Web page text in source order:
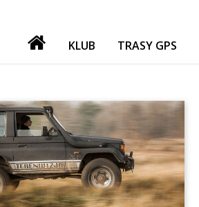
KLUB
GADŻETY
GIEŁDA
FORUM TORF
TRASY GPS